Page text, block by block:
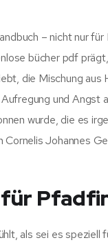
– nicht nur
bücher pdf
die Mischung aus
und Angst
wurde, die es
Johannes
für
als sei es speziell